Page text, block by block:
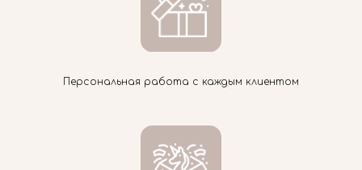
Персональная работа с каждым клиентом